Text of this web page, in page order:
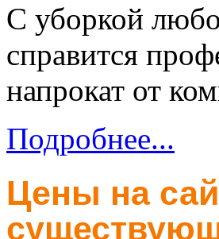
С уборкой
справится
напрокат от
Подробнее...
Цены на